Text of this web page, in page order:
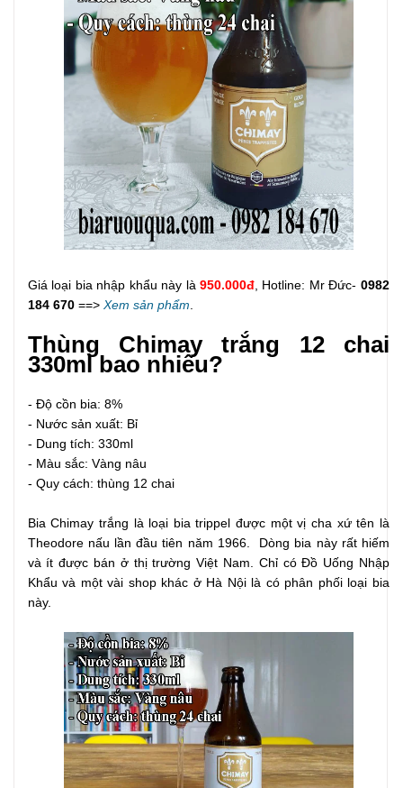
Giá loại bia nhập khẩu này là 950.000đ , Hotline: Mr Đức- 0982
184 670 ==> Xem sản phẩm
Thùng Chimay trắng 12 chai
330ml bao nhiêu?
- Độ cồn bia: 8%
- Nước sản xuất: Bỉ
- Dung tích: 330ml
- Màu sắc: Vàng nâu
- Quy cách: thùng 12 chai
Bia Chimay trắng là loại bia trippel được một vị cha xứ tên là
Theodore nấu lần đầu tiên năm 1966. Dòng bia này rất hiếm
và ít được bán ở thị trường Việt Nam. Chỉ có Đồ Uống Nhập
Khẩu và một vài shop khác ở Hà Nội là có phân phối loại bia
này.